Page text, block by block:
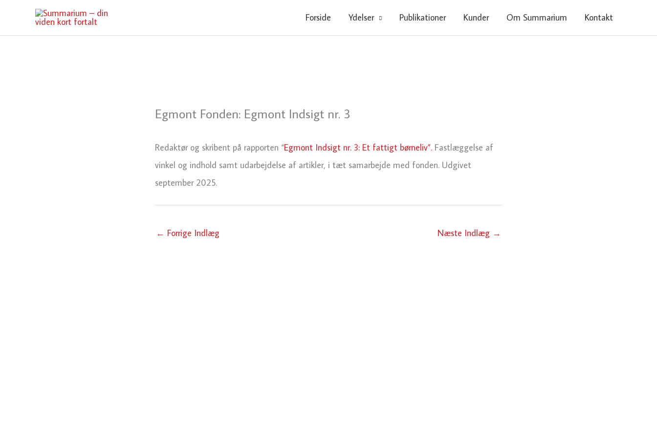
Forside Ydelser Publikationer Kunder Om Summarium Kontakt
Egmont Fonden: Egmont Indsigt nr. 3
Redaktør og skribent på rapporten “Egmont Indsigt nr. 3: Et fattigt børneliv”. Fastlæggelse af
vinkel og indhold samt udarbejdelse af artikler, i tæt samarbejde med fonden. Udgivet
september 2025.
← Forrige Indlæg Næste Indlæg →